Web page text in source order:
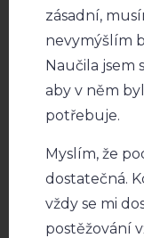
zásadní,
nevymýšlím
Naučila jsem
aby v něm
potřebuje.
Myslím, že
dostatečná.
vždy se mi
postěžování